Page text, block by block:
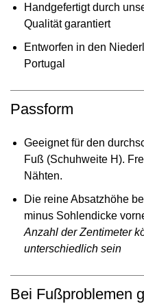
Handgefertigt durch
Qualität garantiert
Entworfen in den
Portugal
Passform
Geeignet für den
Fuß (Schuhweite H).
Nähten.
Die reine Absatzhöhe
minus Sohlendicke
Anzahl der Zentimeter
unterschiedlich sein
Bei Fußproblemen